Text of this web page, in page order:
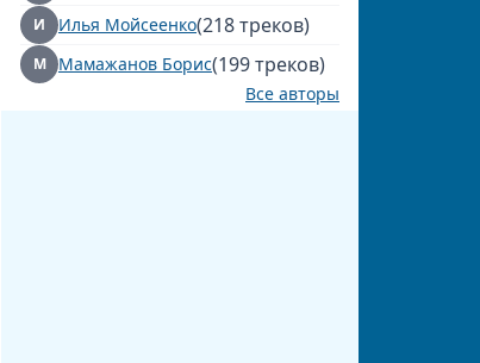
И Илья Мойсеенко(218 треков)
М Мамажанов Борис(199 треков)
Все авторы